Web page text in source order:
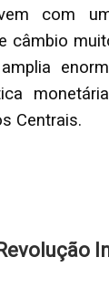
com
câmbio
Centrais.